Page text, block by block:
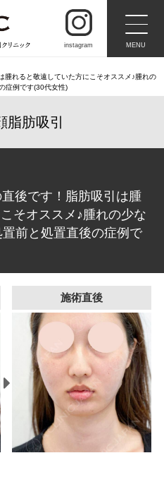
instagram MENU
れると敬遠していた方にこそオススメ♪腫れの
症例です(30代女性)
脂肪吸引
後です！脂肪吸引は腫
そオススメ♪腫れの少な
前と処置直後の症例で
施術直後